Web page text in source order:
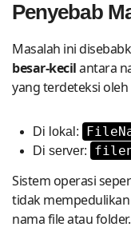
Penyebab
Masalah ini
besar-kecilantara
yang terdeteksi oleh
Di lokal:
Di server:
Sistem operasi
tidak
nama file atau